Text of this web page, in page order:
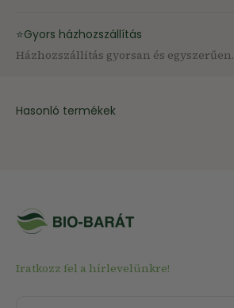
⭐Gyors házhozszállítás
Házhozszállítás gyorsan és egyszerűen.
Hasonló termékek
Iratkozz fel a hírlevelünkre!